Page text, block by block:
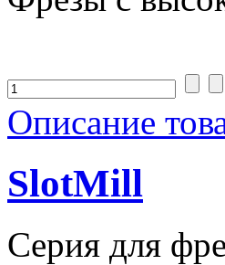
Описание
SlotMill
Серия для